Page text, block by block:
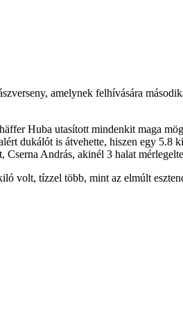
amelynek felhívására
Huba utasított mindenkit maga
dukálót is átvehette, hiszen egy
Cserna András, akinél 3 halat
volt, tízzel több, mint az elmúlt